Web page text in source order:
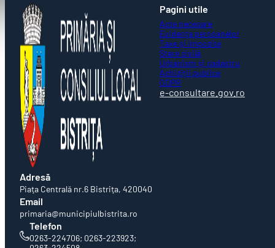
Adresă
Piaţa Centrală nr.6 Bistriţa, 420040
Email
primaria@municipiulbistrita.ro
Telefon
0263-224706; 0263-223923;
Pagini utile
Acte necesare
Evidența persoanelor
Taxe și impozite
Stare civilă
Urbanism și cadastru
Achiziții publice
GDPR
e-consultare.gov.ro